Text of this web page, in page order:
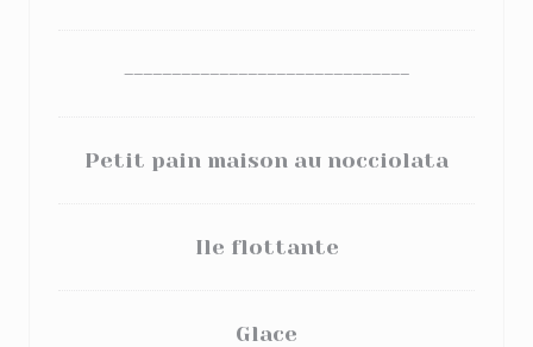
------------------------------
Petit pain maison au nocciolata
Ile flottante
Glace